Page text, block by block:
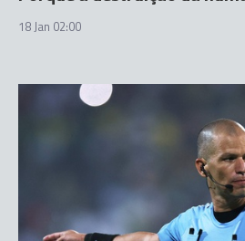
18 Jan 02:00